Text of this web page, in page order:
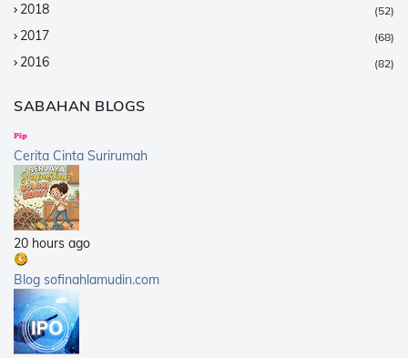
2018 (52)
2017 (68)
2016 (82)
2014
2013
2012
2011
2010
2009
2008
2007
SABAHAN BLOGS
Cerita Cinta Surirumah
20 hours ago
Blog sofinahlamudin.com